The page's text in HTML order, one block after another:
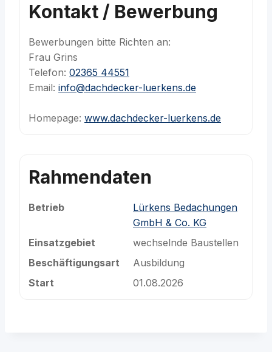
Kontakt / Bewerbung
Bewerbungen bitte Richten an:
Frau Grins
Telefon: 02365 44551
Email: info@dachdecker-luerkens.de
Homepage: www.dachdecker-luerkens.de
Rahmendaten
Betrieb
Lürkens Bedachungen
GmbH & Co. KG
Einsatzgebiet
wechselnde Baustellen
Beschäftigungsart
Ausbildung
Start
01.08.2026